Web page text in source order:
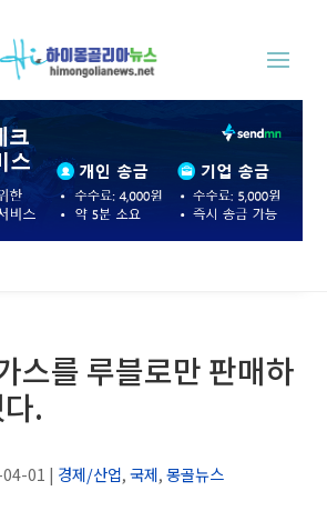
스를 루블로만 판매하
.
01 | 경제/산업,국제,몽골뉴스